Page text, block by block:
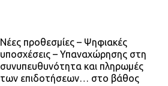
Νέες προθεσμίες – Ψηφιακές
υποσχέσεις – Υπαναχώρησης στη
συνυπευθυνότητα και πληρωμές
των επιδοτήσεων… στο βάθος